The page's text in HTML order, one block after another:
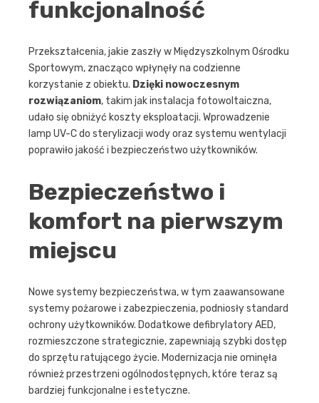
funkcjonalność
Przekształcenia, jakie zaszły w Międzyszkolnym Ośrodku
Sportowym, znacząco wpłynęły na codzienne
korzystanie z obiektu. Dzięki nowoczesnym
rozwiązaniom, takim jak instalacja fotowoltaiczna,
udało się obniżyć koszty eksploatacji. Wprowadzenie
lamp UV-C do sterylizacji wody oraz systemu wentylacji
poprawiło jakość i bezpieczeństwo użytkowników.
Bezpieczeństwo i
komfort na pierwszym
miejscu
Nowe systemy bezpieczeństwa, w tym zaawansowane
systemy pożarowe i zabezpieczenia, podniosły standard
ochrony użytkowników. Dodatkowe defibrylatory AED,
rozmieszczone strategicznie, zapewniają szybki dostęp
do sprzętu ratującego życie. Modernizacja nie ominęła
również przestrzeni ogólnodostępnych, które teraz są
bardziej funkcjonalne i estetyczne.